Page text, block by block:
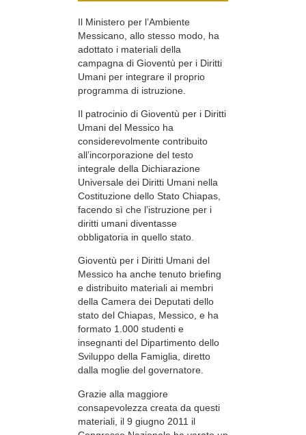
Il Ministero per l’Ambiente
Messicano, allo stesso modo, ha
adottato i materiali della
campagna di Gioventù per i Diritti
Umani per integrare il proprio
programma di istruzione.
Il patrocinio di Gioventù per i Diritti
Umani del Messico ha
considerevolmente contribuito
all’incorporazione del testo
integrale della Dichiarazione
Universale dei Diritti Umani nella
Costituzione dello Stato Chiapas,
facendo sì che l’istruzione per i
diritti umani diventasse
obbligatoria in quello stato.
Gioventù per i Diritti Umani del
Messico ha anche tenuto briefing
e distribuito materiali ai membri
della Camera dei Deputati dello
stato del Chiapas, Messico, e ha
formato 1.000 studenti e
insegnanti del Dipartimento dello
Sviluppo della Famiglia, diretto
dalla moglie del governatore.
Grazie alla maggiore
consapevolezza creata da questi
materiali, il 9 giugno 2011 il